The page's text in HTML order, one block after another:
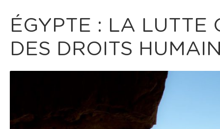
ÉGYPTE : LA LUTTE
DES DROITS